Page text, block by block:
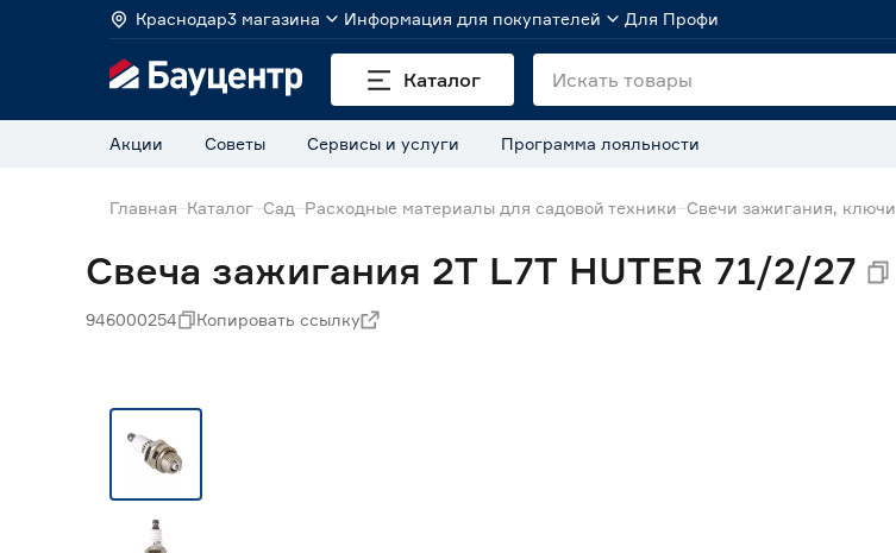
Краснодар3 магазина Информация для покупателей Для Профи
Каталог
Акции Советы Сервисы и услуги Программа лояльности
Главная Каталог Сад Расходные материалы для садовой техники Свечи зажигания, ключи
Свеча зажигания 2T L7T HUTER 71/2/27
946000254 Копировать ссылку